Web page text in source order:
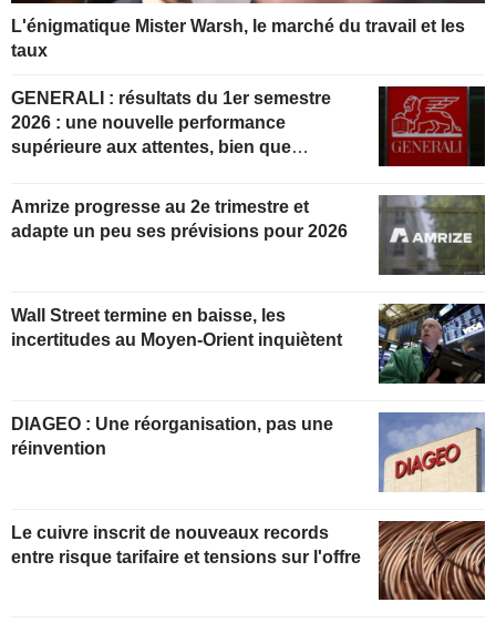
L'énigmatique Mister Warsh, le marché du travail et les
taux
GENERALI : résultats du 1er semestre
2026 : une nouvelle performance
supérieure aux attentes, bien que
Amrize progresse au 2e trimestre et
adapte un peu ses prévisions pour 2026
Wall Street termine en baisse, les
incertitudes au Moyen-Orient inquiètent
DIAGEO : Une réorganisation, pas une
réinvention
Le cuivre inscrit de nouveaux records
entre risque tarifaire et tensions sur l'offre